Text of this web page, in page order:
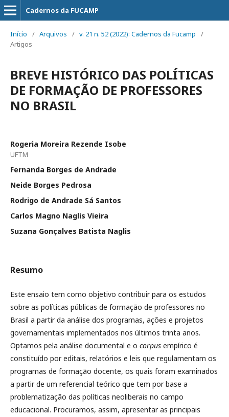
Cadernos da FUCAMP
Início / Arquivos / v. 21 n. 52 (2022): Cadernos da Fucamp
/
Artigos
BREVE HISTÓRICO DAS POLÍTICAS
DE FORMAÇÃO DE PROFESSORES
NO BRASIL
Rogeria Moreira Rezende Isobe
UFTM
Fernanda Borges de Andrade
Neide Borges Pedrosa
Rodrigo de Andrade Sá Santos
Carlos Magno Naglis Vieira
Suzana Gonçalves Batista Naglis
Resumo
Este ensaio tem como objetivo contribuir para os estudos
sobre as políticas públicas de formação de professores no
Brasil a partir da análise dos programas, ações e projetos
governamentais implementados nos últimos trinta anos.
Optamos pela análise documental e o corpus empírico é
constituído por editais, relatórios e leis que regulamentam os
programas de formação docente, os quais foram examinados
a partir de um referencial teórico que tem por base a
problematização das políticas neoliberais no campo
educacional. Procuramos, assim, apresentar as principais